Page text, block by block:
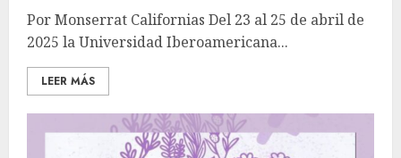
Por Monserrat Californias Del 23 al 25 de abril de
2025 la Universidad Iberoamericana...
LEER MÁS